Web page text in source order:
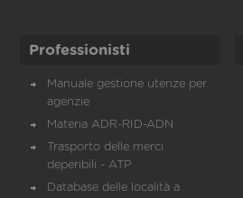
Professionisti
Manuale gestione utenze per
agenzie
Materia ADR-RID-ADN
Trasporto delle merci
deperibili - ATP
Database delle località a